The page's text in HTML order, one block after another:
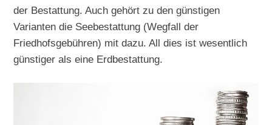
der Bestattung. Auch gehört zu den günstigen
Varianten die Seebestattung (Wegfall der
Friedhofsgebühren) mit dazu. All dies ist wesentlich
günstiger als eine Erdbestattung.